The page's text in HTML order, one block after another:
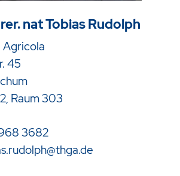
nat Tobias Rudolph
45
Raum 303
3682